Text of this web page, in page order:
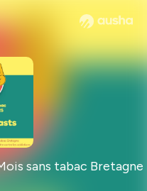
sans tabac Bretagne